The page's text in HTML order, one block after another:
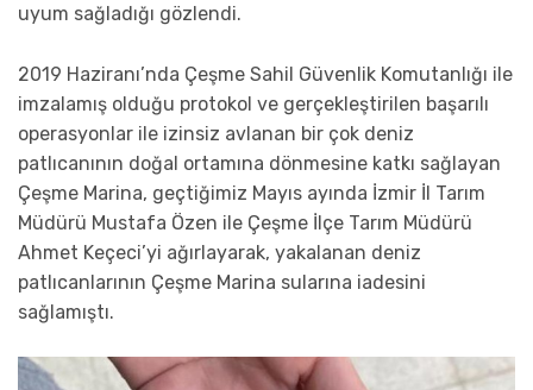
uyum sağladığı gözlendi.
2019 Haziranı’nda Çeşme Sahil Güvenlik Komutanlığı ile
imzalamış olduğu protokol ve gerçekleştirilen başarılı
operasyonlar ile izinsiz avlanan bir çok deniz
patlıcanının doğal ortamına dönmesine katkı sağlayan
Çeşme Marina, geçtiğimiz Mayıs ayında İzmir İl Tarım
Müdürü Mustafa Özen ile Çeşme İlçe Tarım Müdürü
Ahmet Keçeci’yi ağırlayarak, yakalanan deniz
patlıcanlarının Çeşme Marina sularına iadesini
sağlamıştı.